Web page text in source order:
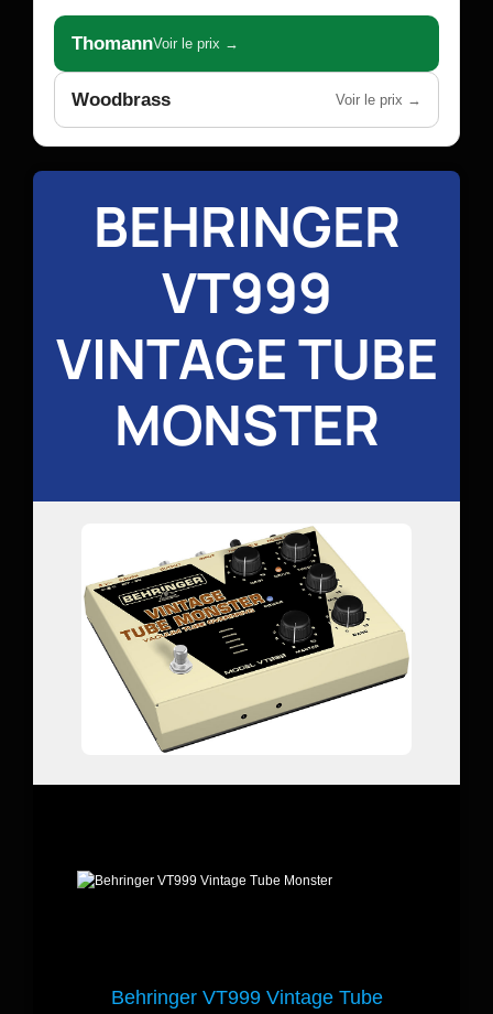
ThomannVoir le prix →
Woodbrass Voir le prix →
BEHRINGER
VT999
VINTAGE TUBE
MONSTER
Behringer VT999 Vintage Tube